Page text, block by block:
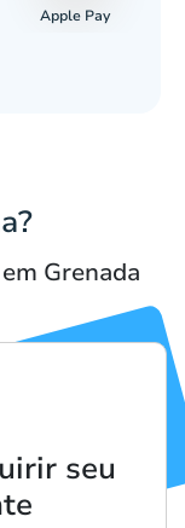
Apple Pay
Grenada
seu